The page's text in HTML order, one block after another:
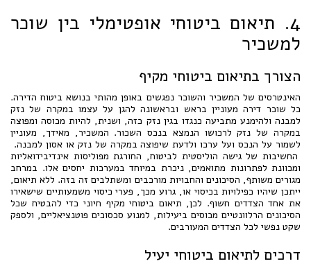
4. תיאום ביטוחי אופטימלי בין שוכר
למשכיר
הצורך בתיאום ביטוחי מקיף
האינטרסים של המשכיר והשוכר נפגשים באופן מהותי בנושא ביטוח הדירה.
כל שוכר דירה מעוניין בראש ובראשונה להגן על עצמו במקרה של נזק
למבנה ולהימנע מתביעה כנגדו בגין נזק כזה, ושנית, להיות מכוסה ומפוצה
במקרה של נזק לרכושו הנמצא בנכס השכור. המשכיר, מאידך, מעוניין
לשמור על הנכס ועל ערכו ולדעת שיפוצה במקרה של נזק או אסון למבנה.
החשיבות של גישה הוליסטית לביטוח, החורגת מפוליסות אינדיבידואליות
ומכוונת לפתרונות מתואמים, ניכרת במיוחד במערכות יחסים אלו. במרחב
מגורים משותף, הסיכונים והחבויות מורכבים ומשתלבים זה בזה. ללא תיאום,
ייתכן שיהיו כפילויות בכיסוי או, גרוע מכך, פערי כיסוי משמעותיים שישאירו
את אחד הצדדים חשוף. לכן, תיאום ביטוחי מקיף חיוני כדי להבטיח שכל
הסיכונים הרלוונטיים מכוסים ביעילות, למנוע סכסוכים פוטנציאליים, ולספק
שקט נפשי לכל הצדדים המעורבים.
דרכים לתיאום ביטוחי יעיל